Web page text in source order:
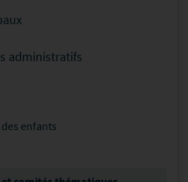
administratifs
enfants